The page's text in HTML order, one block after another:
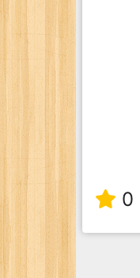
0